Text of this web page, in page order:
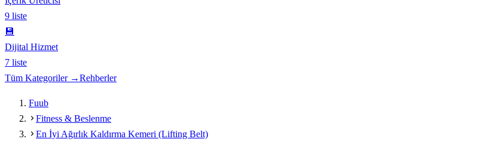
9 liste
💾
Dijital Hizmet
7 liste
Tüm Kategoriler →Rehberler
Fuub
Fitness & Beslenme
En İyi Ağırlık Kaldırma Kemeri (Lifting Belt)